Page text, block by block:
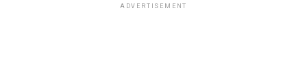
ADVERTISEMENT